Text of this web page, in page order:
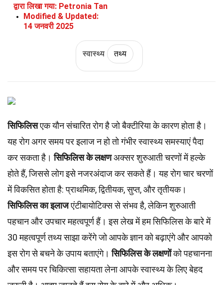
द्वारा लिखा गया: Petronia Tan
Modified & Updated:
14 जनवरी 2025
स्वास्थ्य तथ्य
सिफिलिसएक यौन संचारित रोग है जो बैक्टीरिया के कारण होता है।
यह रोग अगर समय पर इलाज न हो तो गंभीर स्वास्थ्य समस्याएं पैदा
कर सकता है।सिफिलिस के लक्षणअक्सर शुरुआती चरणों में हल्के
होते हैं, जिससे लोग इसे नजरअंदाज कर सकते हैं। यह रोग चार चरणों
में विकसित होता है: प्राथमिक, द्वितीयक, सुप्त, और तृतीयक।
सिफिलिस का इलाजएंटीबायोटिक्स से संभव है, लेकिन शुरुआती
पहचान और उपचार महत्वपूर्ण हैं। इस लेख में हम सिफिलिस के बारे में
30 महत्वपूर्ण तथ्य साझा करेंगे जो आपके ज्ञान को बढ़ाएंगे और आपको
इस रोग से बचने के उपाय बताएंगे।सिफिलिस के लक्षणोंको पहचानना
और समय पर चिकित्सा सहायता लेना आपके स्वास्थ्य के लिए बेहद